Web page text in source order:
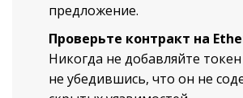
предложение.
Проверьте контракт на
Никогда не добавляйте
не убедившись, что он не